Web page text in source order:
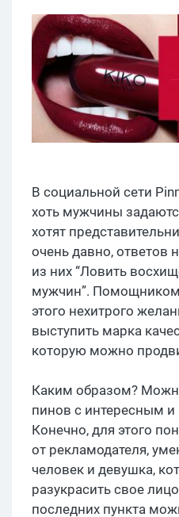
В социальной сети
хоть мужчины
хотят
очень давно, ответов
из них “Ловить
мужчин”.
этого нехитрого
выступить марка
которую можно
Каким образом?
пинов с интересным
Конечно, для этого
от рекламодателя,
человек и девушка,
разукрасить свое
последних пункта